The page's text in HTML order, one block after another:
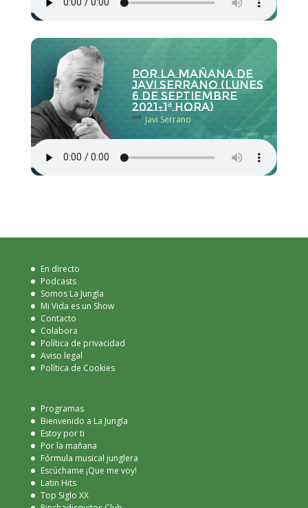
Por la Mañana de
Javi Serrano (lunes
6 de septiembre
2021-1ª hora)
con Javi Serrano
En directo
Podcasts
Somos La Jungla
Mi Vida es un Show
Contacto
Colabora
Política de privacidad
Aviso legal
Política de Cookies
Programas
Bienvenido a La Jungla
Estoy por ti
Por la mañana
Fórmula musical junglera
Escúchame ¡Que me voy!
Latin Hits
Top Siglo XX